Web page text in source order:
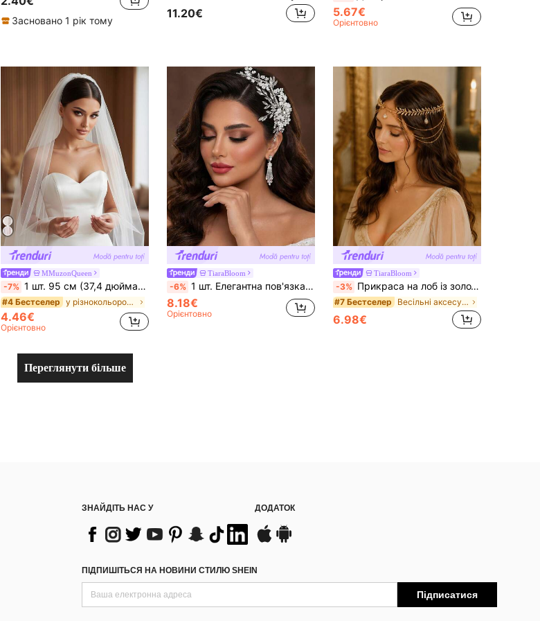
Засновано 1 рік тому
11.20€ 5.67€
Орієнтовно
MMuzonQueen
-7% 1 шт. 95 см (37,4 дюйма) мінімалістична м'яка фата з тюлю з металевим гребінцем, підходить для вечірки нареченої, білий/кольору слонової кістки, осінній жіночий одяг
#4 Бестселер у різнокольорових фатах нареченої
4.46€
Орієнтовно
TiaraBloom
-6% 1 шт. Елегантна пов'язка на голову зі стразами, модний весільний аксесуар для волосся, підходить для вечірок, зустрічей, офіційних заходів та святкувань
8.18€
Орієнтовно
TiaraBloom
-3% Прикраса на лоб із золотим лавровим листком, краплею води та стразами, у стилі грецької богині, багатошаровий головний убір із ланцюжком і китицями, аксесуар для волосся до весільної сукні, для вечірки та фотосесії
#7 Бестселер Весільні аксесуари з мідного сплаву
6.98€
Переглянути більше
ЗНАЙДІТЬ НАС У ДОДАТОК
ПІДПИШІТЬСЯ НА НОВИНИ СТИЛЮ SHEIN
Підписатися